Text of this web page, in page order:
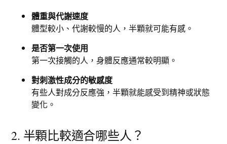
體重與代謝速度
體型較小、代謝較慢的人，半顆就可能有感。
是否第一次使用
第一次接觸的人，身體反應通常較明顯。
對刺激性成分的敏感度
有些人對成分反應強，半顆就能感受到精神或狀態
變化。
2. 半顆比較適合哪些人？